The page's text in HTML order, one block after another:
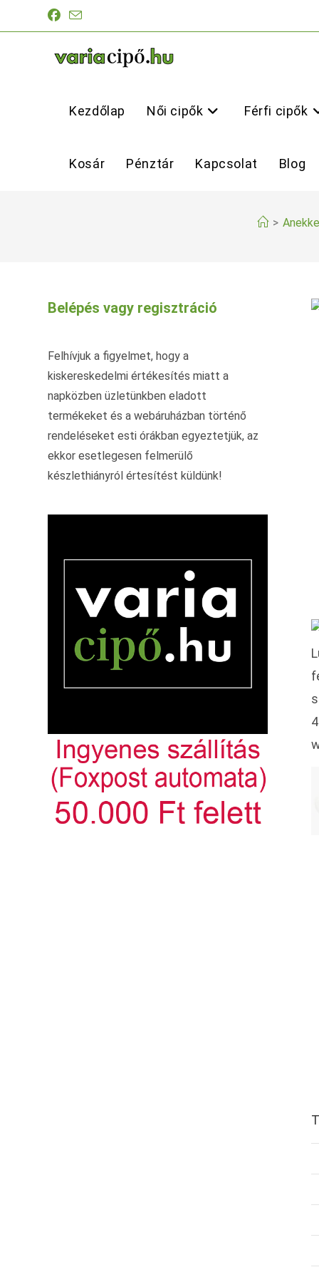
Kezdőlap Női cipők Férfi cipők
Kosár Pénztár Kapcsolat Blog
>
Belépés vagy regisztráció
Felhívjuk a figyelmet, hogy a
kiskereskedelmi értékesítés miatt a
napközben üzletünkben eladott
termékeket és a webáruházban történő
rendeléseket esti órákban egyeztetjük, az
ekkor esetlegesen felmerülő
készlethiányról értesítést küldünk!